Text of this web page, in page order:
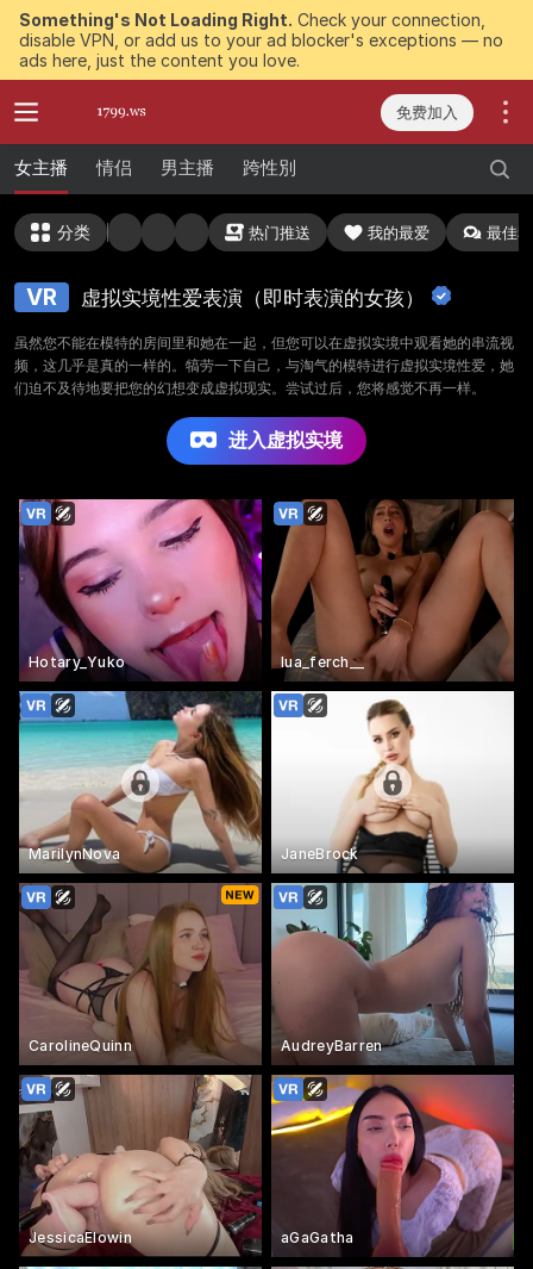
Something's Not Loading Right. Check your connection,
disable VPN, or add us to your ad blocker's exceptions — no
ads here, just the content you love.
免费加入
女主播 情侣 男主播 跨性別
分类 热门推送 我的最爱 最佳
VR 虚拟实境性爱表演（即时表演的女孩）
虽然您不能在模特的房间里和她在一起，但您可以在虚拟实境中观看她的串流视
频，这几乎是真的一样的。犒劳一下自己，与淘气的模特进行虚拟实境性爱，她
们迫不及待地要把您的幻想变成虚拟现实。尝试过后，您将感觉不再一样。
进入虚拟实境
Hotary_Yuko lua_ferch__
MarilynNova JaneBrock
CarolineQuinn AudreyBarren
JessicaElowin aGaGatha